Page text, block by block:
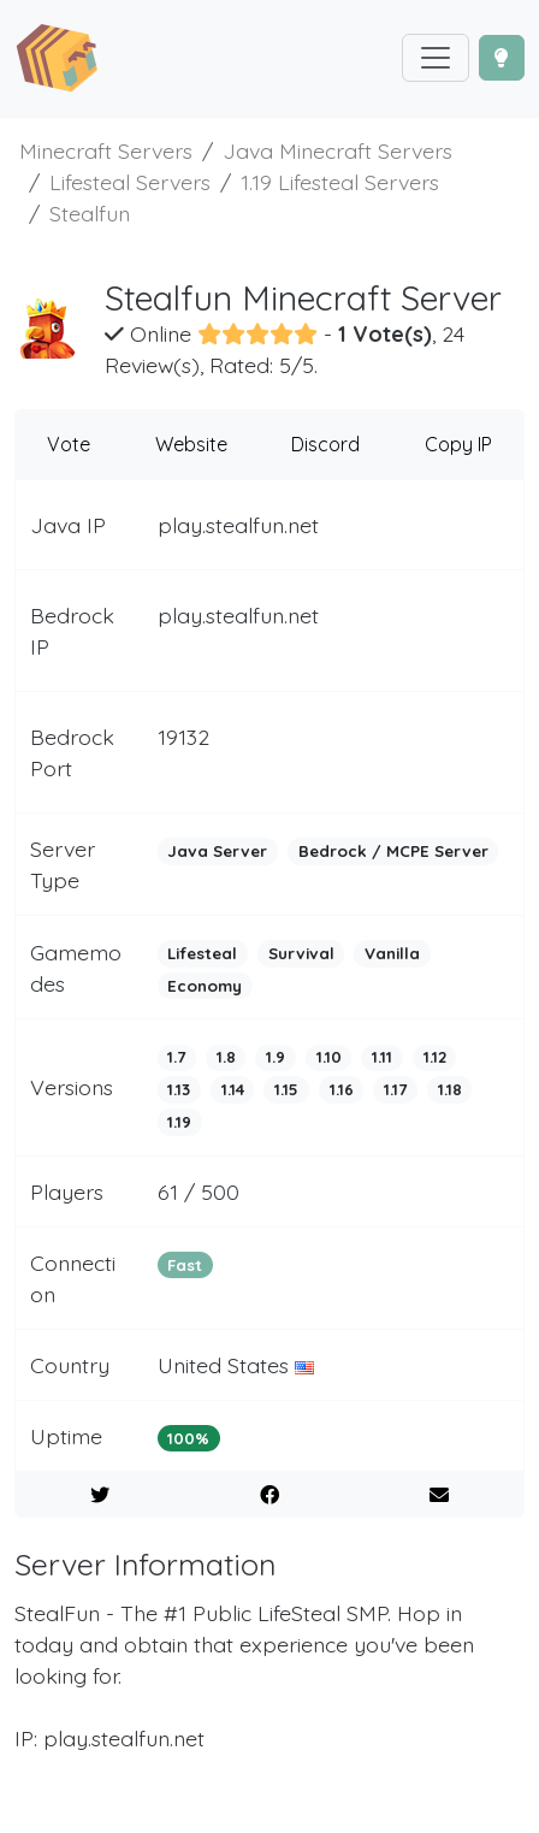
Minecraft Servers
Java Minecraft Servers
Lifesteal Servers
1.19 Lifesteal Servers
Stealfun
Stealfun Minecraft Server
Online - 1 Vote(s), 24
Review(s), Rated: 5/5.
Vote Website Discord Copy IP
Java IP play.stealfun.net
Bedrock
IP
play.stealfun.net
Bedrock
Port
19132
Server
Type
Java Server Bedrock / MCPE Server
Gamemo
des
Lifesteal Survival
Vanilla
Economy
Versions
1.7 1.8 1.9 1.10 1.11
1.12
1.13
1.14 1.15 1.16 1.17
1.18
1.19
Players 61 / 500
Connecti
on
Fast
Country United States
Uptime 100%
Server Information
StealFun - The #1 Public LifeSteal SMP. Hop in
today and obtain that experience you've been
looking for.
IP: play.stealfun.net